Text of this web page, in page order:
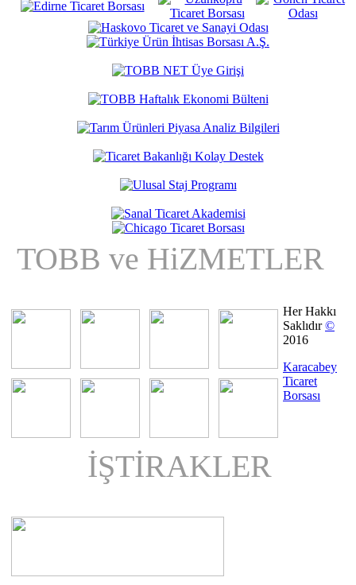
TOBB ve HiZMETLER
İŞTİRAKLER
Her Hakkı
Saklıdır©
2016
Karacabey
Ticaret
Borsası